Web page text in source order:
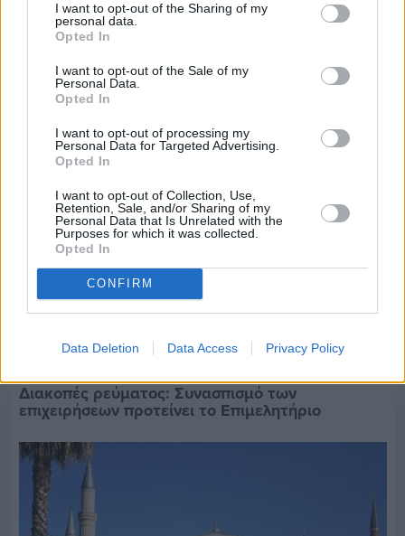
I want to opt-out of the Sharing of my
personal data.
Opted In
I want to opt-out of the Sale of my
Personal Data.
Opted In
I want to opt-out of processing my
Personal Data for Targeted Advertising.
Opted In
I want to opt-out of Collection, Use,
Retention, Sale, and/or Sharing of my
Personal Data that Is Unrelated with the
Purposes for which it was collected.
Opted In
CONFIRM
Data Deletion Data Access Privacy Policy
Πριν 7 ημέρες
Εργασίες ασφαλτόστρωσης σε τρεις οδούς του
Διακοπές ρεύματος: Συνασπισμό των
επιχειρήσεων προτείνει το Επιμελητήριο